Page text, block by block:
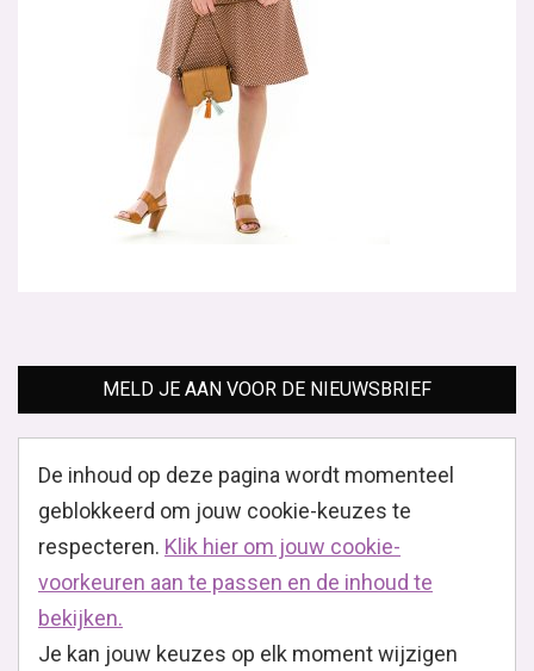
MELD JE AAN VOOR DE NIEUWSBRIEF
De inhoud op deze pagina wordt momenteel
geblokkeerd om jouw cookie-keuzes te
respecteren. Klik hier om jouw cookie-
voorkeuren aan te passen en de inhoud te
bekijken.
Je kan jouw keuzes op elk moment wijzigen